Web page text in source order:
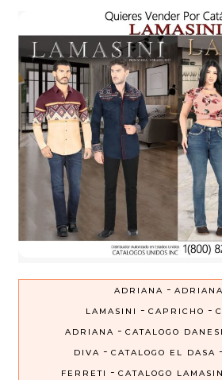
ADRIANA -
LAMASINI
- CAPRICHO -
ADRIANA - CATALOGO DANESI
DIVA - CATALOGO EL DASA -
FERRETI
- CATALOGO